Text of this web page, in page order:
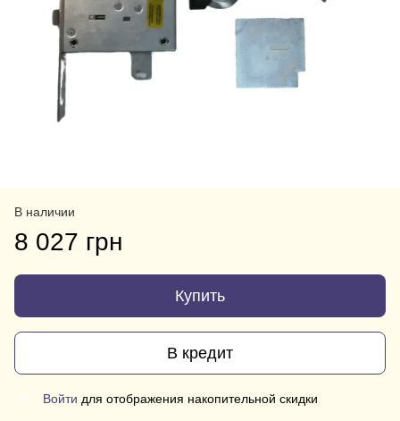
В наличии
8 027 грн
Купить
В кредит
Войти для отображения накопительной скидки